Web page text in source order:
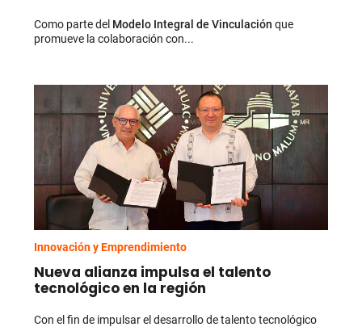
Como parte del Modelo Integral de Vinculación que
promueve la colaboración con...
Innovación y Emprendimiento
Nueva alianza impulsa el talento
tecnológico en la región
Con el fin de impulsar el desarrollo de talento tecnológico